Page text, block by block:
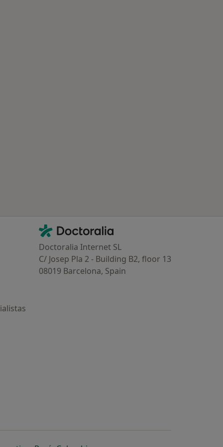
Contacto
Doctoralia - Página de inicio
Doctoralia Internet SL
C/ Josep Pla 2 - Building B2, floor 13
08019 Barcelona, Spain